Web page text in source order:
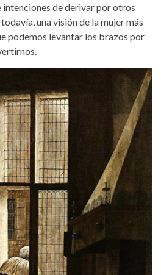
de derivar por otros
una visión de la mujer más
podemos levantar los brazos por